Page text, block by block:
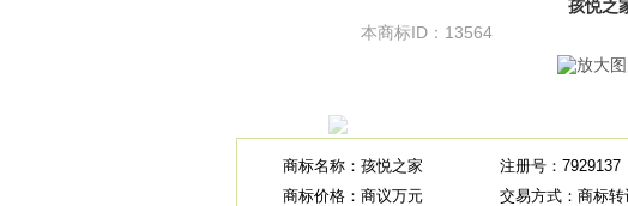
孩悦之
本商标ID：13564
商标名称：孩悦之家 注册号：7929137
商标价格：商议万元
交易方式：商标转